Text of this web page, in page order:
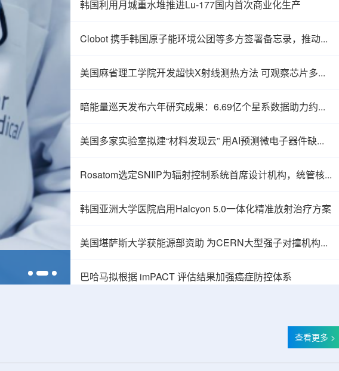
韩国利用月城重水堆推进Lu-177国内首次商业化生产
Clobot 携手韩国原子能环境公团等多方签署备忘录，推动放射性废物安全管理多机型机器人示范
美国麻省理工学院开发超快X射线测热方法 可观察芯片多层结构热传递
暗能量巡天发布六年研究成果：6.69亿个星系数据助力约束宇宙加速膨胀
美国多家实验室拟建“材料发现云” 用AI预测微电子器件缺陷影响
Rosatom选定SNIIP为辐射控制系统首席设计机构，统管核设施放射仪表标准化与进口替代保障
韩国亚洲大学医院启用Halcyon 5.0一体化精准放射治疗方案
美国堪萨斯大学获能源部资助 为CERN大型强子对撞机构建新一代探测器
巴哈马拟根据 imPACT 评估结果加强癌症防控体系
查看更多 >